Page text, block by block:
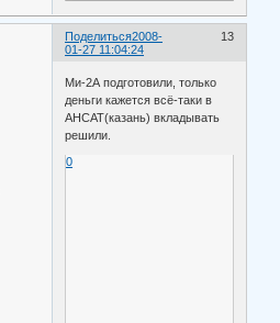
Поделиться 13
2008-
01-27 11:04:24
Ми-2А подготовили, только
деньги кажется всё-таки в
АНСАТ(казань) вкладывать
решили.
0